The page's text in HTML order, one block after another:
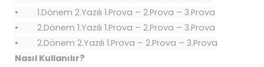
• 1.Dönem 2.Yazılı 1.Prova – 2.Prova – 3.Prova
• 2.Dönem 1.Yazılı 1.Prova – 2.Prova – 3.Prova
• 2.Dönem 2.Yazılı 1.Prova – 2.Prova – 3.Prova
Nasıl Kullanılır?